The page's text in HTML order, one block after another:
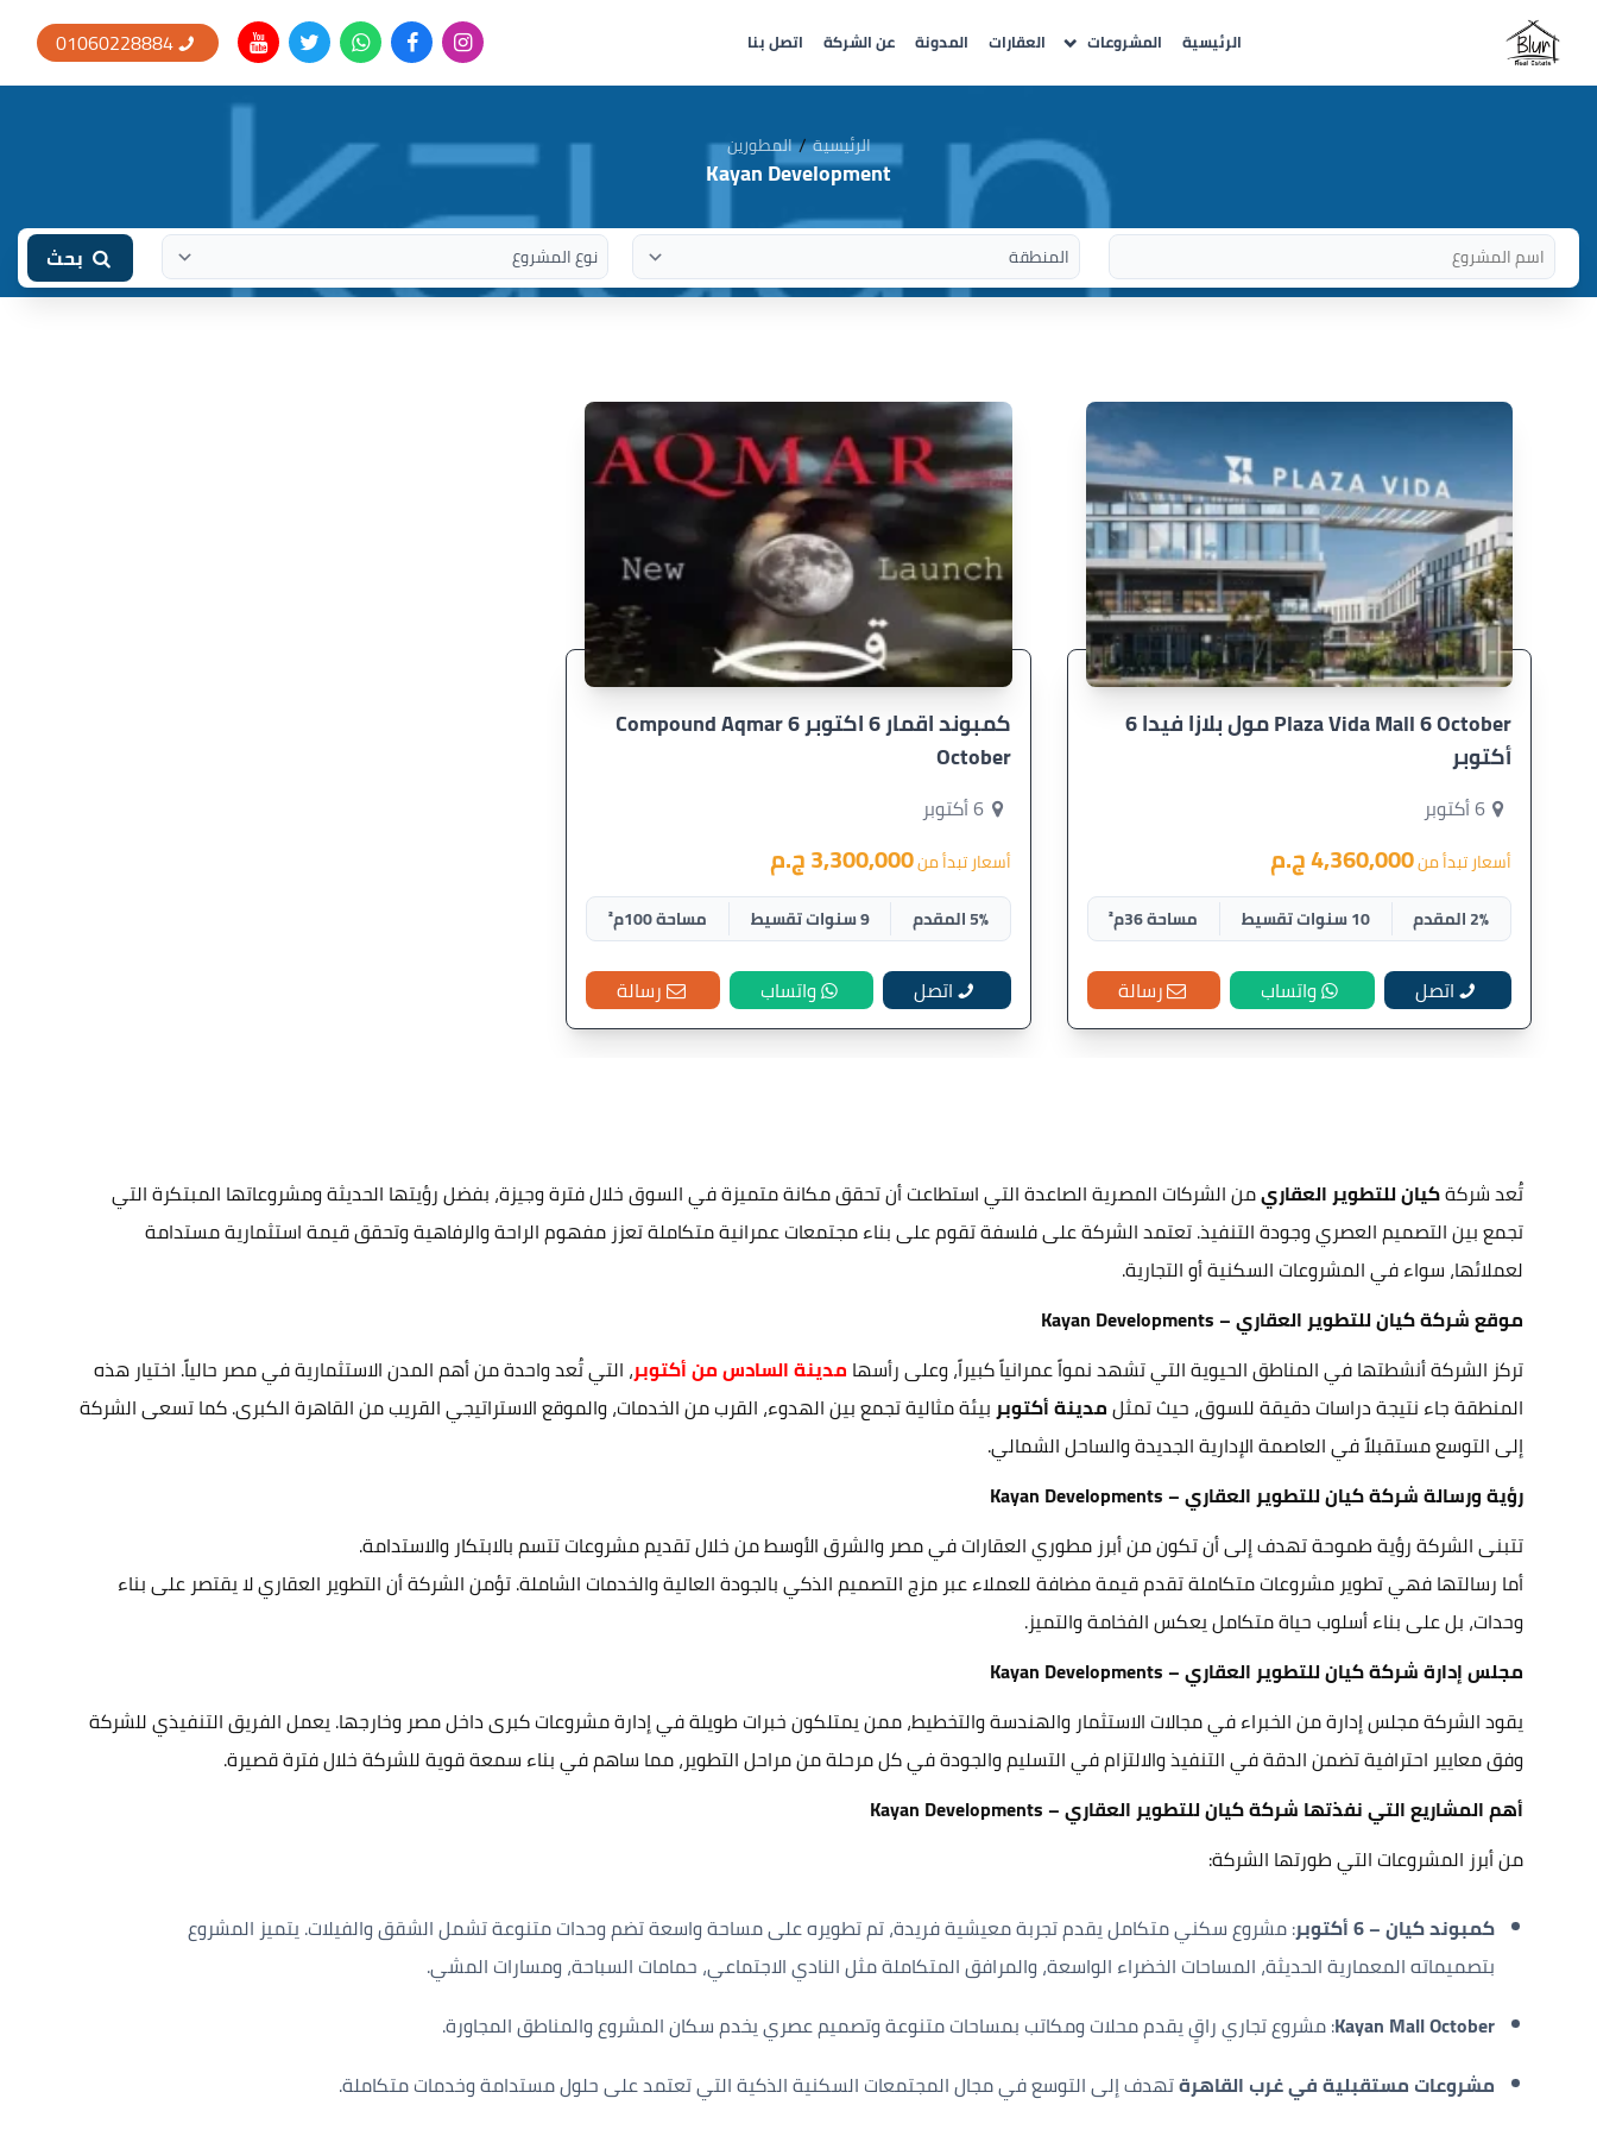
الرئيسية المشروعات العقارات المدونة عن الشركة اتصل بنا 01060228884
الرئيسية/المطورين
Kayan Development
بحث
Plaza Vida Mall 6 October مول بلازا فيدا 6
أكتوبر
6 أكتوبر
أسعار تبدأ من4,360,000 ج.م
2% المقدم 10 سنوات تقسيط مساحة 36م²
اتصل واتساب رسالة
كمبوند اقمار 6 اكتوبر Compound Aqmar 6
October
6 أكتوبر
أسعار تبدأ من3,300,000 ج.م
5% المقدم 9 سنوات تقسيط مساحة 100م²
اتصل واتساب رسالة
تُعد شركةكيان للتطوير العقاريمن الشركات المصرية الصاعدة التي استطاعت أن تحقق مكانة متميزة في السوق خلال فترة وجيزة، بفضل رؤيتها الحديثة ومشروعاتها المبتكرة التي
تجمع بين التصميم العصري وجودة التنفيذ. تعتمد الشركة على فلسفة تقوم على بناء مجتمعات عمرانية متكاملة تعزز مفهوم الراحة والرفاهية وتحقق قيمة استثمارية مستدامة
لعملائها، سواء في المشروعات السكنية أو التجارية.
موقع شركة كيان للتطوير العقاري – Kayan Developments
تركز الشركة أنشطتها في المناطق الحيوية التي تشهد نمواً عمرانياً كبيراً، وعلى رأسها مدينة السادس من أكتوبر، التي تُعد واحدة من أهم المدن الاستثمارية في مصر حالياً. اختيار هذه
المنطقة جاء نتيجة دراسات دقيقة للسوق، حيث تمثلمدينة أكتوبر بيئة مثالية تجمع بين الهدوء، القرب من الخدمات، والموقع الاستراتيجي القريب من القاهرة الكبرى. كما تسعى الشركة
إلى التوسع مستقبلاً في العاصمة الإدارية الجديدة والساحل الشمالي.
رؤية ورسالة شركة كيان للتطوير العقاري – Kayan Developments
تتبنى الشركة رؤية طموحة تهدف إلى أن تكون من أبرز مطوري العقارات في مصر والشرق الأوسط من خلال تقديم مشروعات تتسم بالابتكار والاستدامة.
أما رسالتها فهي تطوير مشروعات متكاملة تقدم قيمة مضافة للعملاء عبر مزج التصميم الذكي بالجودة العالية والخدمات الشاملة. تؤمن الشركة أن التطوير العقاري لا يقتصر على بناء
وحدات، بل على بناء أسلوب حياة متكامل يعكس الفخامة والتميز.
مجلس إدارة شركة كيان للتطوير العقاري – Kayan Developments
يقود الشركة مجلس إدارة من الخبراء في مجالات الاستثمار والهندسة والتخطيط، ممن يمتلكون خبرات طويلة في إدارة مشروعات كبرى داخل مصر وخارجها. يعمل الفريق التنفيذي للشركة
وفق معايير احترافية تضمن الدقة في التنفيذ والالتزام في التسليم والجودة في كل مرحلة من مراحل التطوير، مما ساهم في بناء سمعة قوية للشركة خلال فترة قصيرة.
أهم المشاريع التي نفذتها شركة كيان للتطوير العقاري – Kayan Developments
من أبرز المشروعات التي طورتها الشركة:
كمبوند كيان – 6 أكتوبر
: مشروع سكني متكامل يقدم تجربة معيشية فريدة، تم تطويره على مساحة واسعة تضم وحدات متنوعة تشمل الشقق والفيلات. يتميز المشروع
بتصميماته المعمارية الحديثة، المساحات الخضراء الواسعة، والمرافق المتكاملة مثل النادي الاجتماعي، حمامات السباحة، ومسارات المشي.
Kayan Mall October: مشروع تجاري راقٍ يقدم محلات ومكاتب بمساحات متنوعة وتصميم عصري يخدم سكان المشروع والمناطق المجاورة.
مشروعات مستقبلية في غرب القاهرةتهدف إلى التوسع في مجال المجتمعات السكنية الذكية التي تعتمد على حلول مستدامة وخدمات متكاملة.